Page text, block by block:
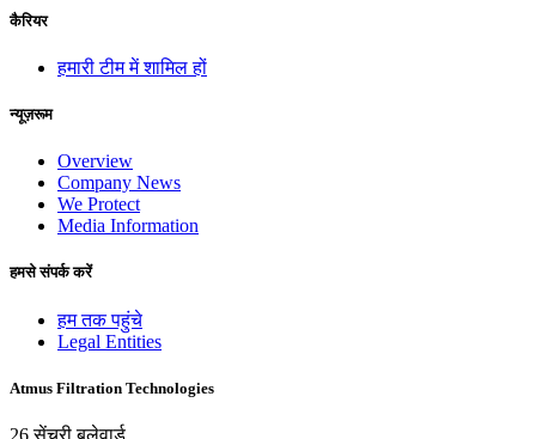
कैरियर
हमारी टीम में शामिल हों
न्यूज़रूम
Overview
Company News
We Protect
Media Information
हमसे संपर्क करें
हम तक पहुंचे
Legal Entities
Atmus Filtration Technologies
26 सेंचुरी बुलेवार्ड